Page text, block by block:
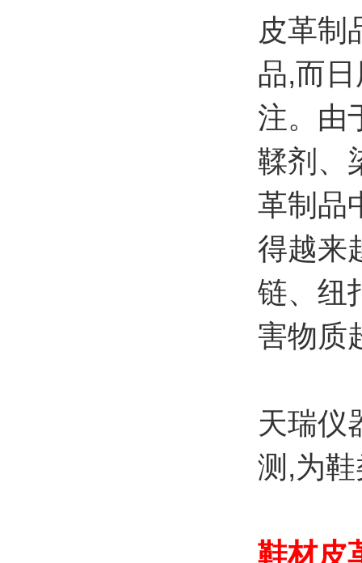
皮革制
品,而
注。由
鞣剂、
革制品
得越来
链、纽
害物质
天瑞仪
测,为
鞋材皮